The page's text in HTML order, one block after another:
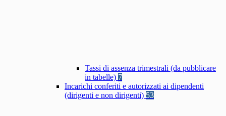
Tassi di assenza trimestrali (da pubblicare
in tabelle) 7
Incarichi conferiti e autorizzati ai dipendenti
(dirigenti e non dirigenti) 53